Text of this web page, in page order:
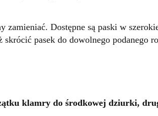
zamieniać. Dostępne są paski w
pasek do dowolnego podanego
klamry do środkowej dziurki,